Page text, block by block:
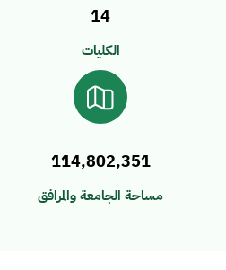
14
الكليات
114,802,351
مساحة الجامعة والمرافق